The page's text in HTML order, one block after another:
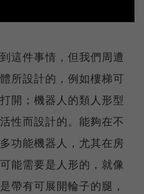
這件事情，但我們周遭
所設計的，例如樓梯可
開；機器人的類人形型
性而設計的。能夠在不
功能機器人，尤其在房
能需要是人形的，就像
帶有可展開輪子的腿，